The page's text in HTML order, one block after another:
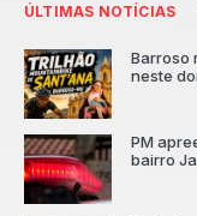
ÚLTIMAS NOTÍCIAS
Barroso
neste
PM
bairro